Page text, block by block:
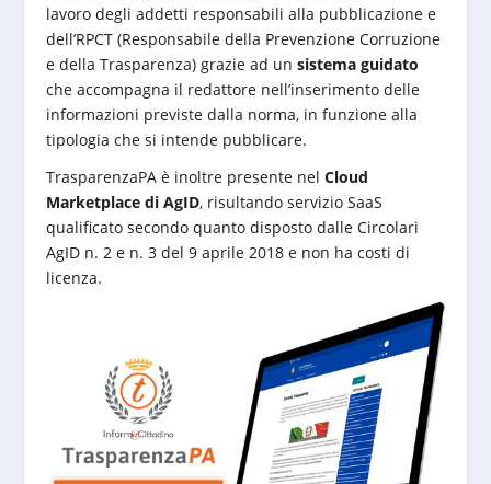
lavoro degli addetti responsabili alla pubblicazione e
dell’RPCT (Responsabile della Prevenzione Corruzione
e della Trasparenza) grazie ad unsistema guidato
che accompagna il redattore nell’inserimento delle
informazioni previste dalla norma, in funzione alla
tipologia che si intende pubblicare.
TrasparenzaPA è inoltre presente nelCloud
Marketplace di AgID, risultando servizio SaaS
qualificato secondo quanto disposto dalle Circolari
AgID n. 2 e n. 3 del 9 aprile 2018 e non ha costi di
licenza.